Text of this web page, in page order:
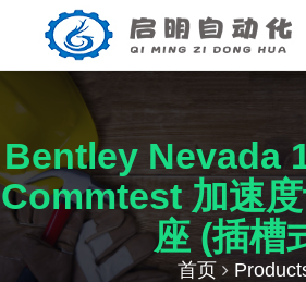
Bentley Nevada
Commtest 加速
座 (插槽
首页